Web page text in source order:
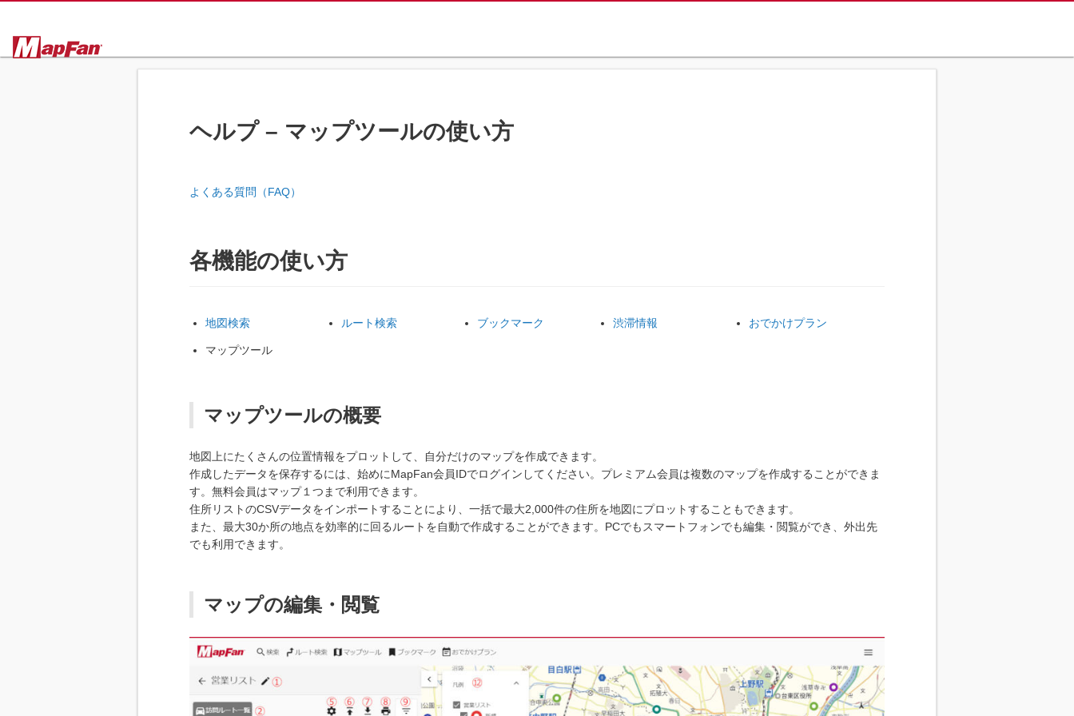
ヘルプ – マップツールの使い方
よくある質問（FAQ）
各機能の使い方
地図検索 ルート検索 ブックマーク 渋滞情報 おでかけプラン
マップツール
マップツールの概要
地図上にたくさんの位置情報をプロットして、自分だけのマップを作成できます。
作成したデータを保存するには、始めにMapFan会員IDでログインしてください。プレミアム会員は複数のマップを作成することができま
す。無料会員はマップ１つまで利用できます。
住所リストのCSVデータをインポートすることにより、一括で最大2,000件の住所を地図にプロットすることもできます。
また、最大30か所の地点を効率的に回るルートを自動で作成することができます。PCでもスマートフォンでも編集・閲覧ができ、外出先
でも利用できます。
マップの編集・閲覧